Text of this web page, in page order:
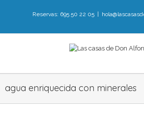
Reservas: 695 50 22 05
agua enriquecida con minerales